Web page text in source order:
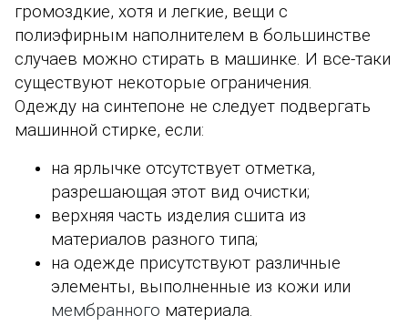
громоздкие, хотя и легкие, вещи с
полиэфирным наполнителем в большинстве
случаев можно стирать в машинке. И все-таки
существуют некоторые ограничения.
Одежду на синтепоне не следует подвергать
машинной стирке, если:
на ярлычке отсутствует отметка,
разрешающая этот вид очистки;
верхняя часть изделия сшита из
материалов разного типа;
на одежде присутствуют различные
элементы, выполненные из кожи или
мембранного материала.